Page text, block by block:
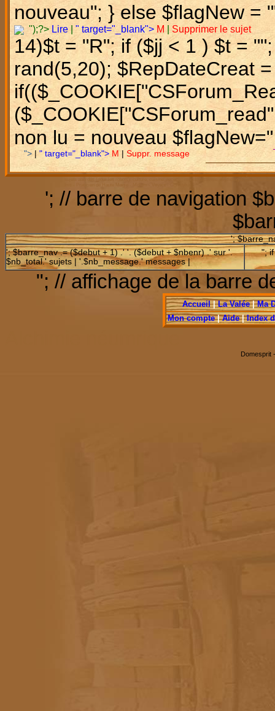
nouveau"; } else $flagNew =
");?> Lire " target="_blank"> M Supprimer le sujet
14)$t = "R"; if ($jj < 1 ) $t =
rand(5,20); $RepDateCreat
non lu = nouveau $flagNew="
"> | " target="_blank"> M | Suppr. message
'; // barre de navigation
';
'; $barre_nav .= ($debut + 1) .' '. ($debut + $nbenr) .' sur '.
$nb_total.' sujets | '.$nb_message.' messages |
";
"; // affichage de la barre
Accueil|La Valée|Ma
Mon compte|Aide|Index
Domesprit